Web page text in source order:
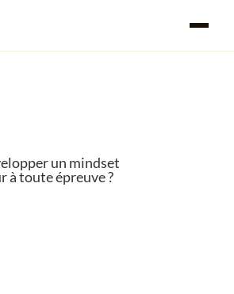
un mindset
à toute épreuve ?